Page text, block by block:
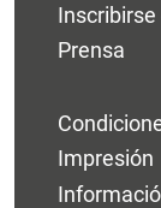
Prensa
Impresión